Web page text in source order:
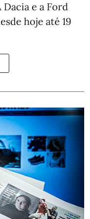
e a Ford
hoje até 19